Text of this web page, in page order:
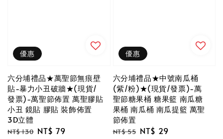
優惠
六分埔禮品★萬聖節無痕壁
貼-暴力小丑破牆★(現貨/
發票)-萬聖節佈置 萬聖膠貼
小丑 鏡貼 膠貼 裝飾佈置
3D立體
Regular
NT$ 130 Sale
NT$ 79
優惠
六分埔禮品★中號南瓜桶
(紫/粉)★(現貨/發票)-萬
聖節糖果桶 糖果籃 南瓜糖
果桶 南瓜桶 南瓜提籃 萬聖
節佈置
Regular
NT$ 55 Sale
NT$ 29